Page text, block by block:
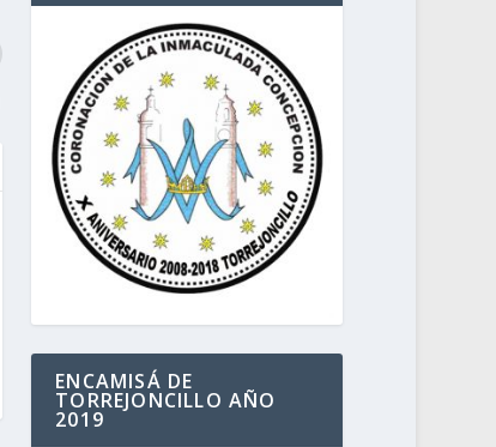
ENCAMISÁ DE
TORREJONCILLO AÑO
2019